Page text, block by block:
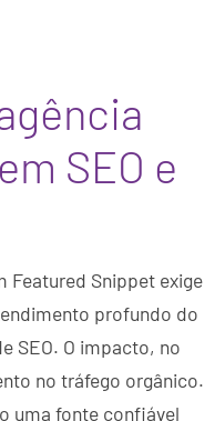
SEO e
Featured Snippet exige
profundo do
SEO. O impacto, no
no tráfego orgânico.
uma fonte confiável